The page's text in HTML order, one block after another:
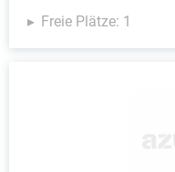
Freie Plätze: 1